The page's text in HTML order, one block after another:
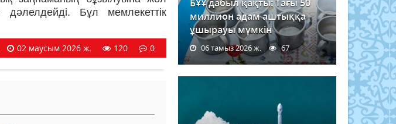
дәлелдейді. Бұл мемлекеттік
02 маусым 2026 ж. 120 0
БҰҰ дабыл қақты: Тағы 50
миллион адам аштыққа
ұшырауы мүмкін
06 тамыз 2026 ж. 67